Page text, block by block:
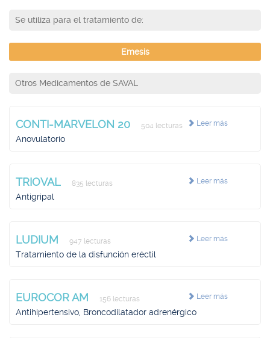
Se utiliza para el tratamiento de:
Emesis
Otros Medicamentos de SAVAL
Leer más
CONTI-MARVELON 20 504 lecturas
Anovulatorio
Leer más
TRIOVAL 835 lecturas
Antigripal
Leer más
LUDIUM 947 lecturas
Tratamiento de la disfunción eréctil
Leer más
EUROCOR AM 156 lecturas
Antihipertensivo, Broncodilatador adrenérgico